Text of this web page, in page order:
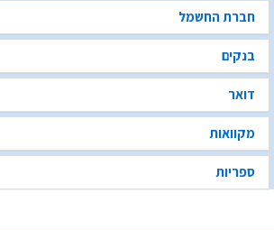
חברת החשמל
בנקים
דואר
מקוואות
ספריות